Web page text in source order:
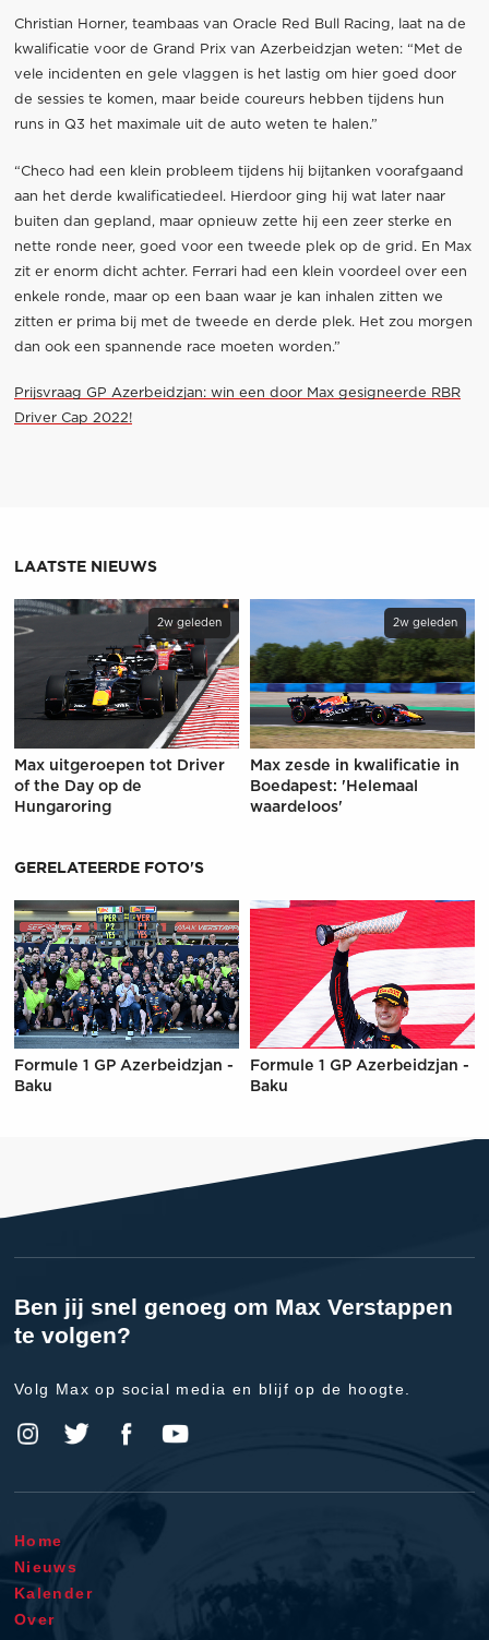
Christian Horner, teambaas van Oracle Red Bull Racing, laat na de
kwalificatie voor de Grand Prix van Azerbeidzjan weten: “Met de
vele incidenten en gele vlaggen is het lastig om hier goed door
de sessies te komen, maar beide coureurs hebben tijdens hun
runs in Q3 het maximale uit de auto weten te halen.”
“Checo had een klein probleem tijdens hij bijtanken voorafgaand
aan het derde kwalificatiedeel. Hierdoor ging hij wat later naar
buiten dan gepland, maar opnieuw zette hij een zeer sterke en
nette ronde neer, goed voor een tweede plek op de grid. En Max
zit er enorm dicht achter. Ferrari had een klein voordeel over een
enkele ronde, maar op een baan waar je kan inhalen zitten we
zitten er prima bij met de tweede en derde plek. Het zou morgen
dan ook een spannende race moeten worden.”
Prijsvraag GP Azerbeidzjan: win een door Max gesigneerde RBR
Driver Cap 2022!
LAATSTE NIEUWS
2w geleden
Max uitgeroepen tot Driver
of the Day op de
Hungaroring
2w geleden
Max zesde in kwalificatie in
Boedapest: 'Helemaal
waardeloos'
GERELATEERDE FOTO'S
Formule 1 GP Azerbeidzjan -
Baku
Formule 1 GP Azerbeidzjan -
Baku
Ben jij snel genoeg om Max Verstappen
te volgen?
Volg Max op social media en blijf op de hoogte.
Home
Nieuws
Kalender
Over